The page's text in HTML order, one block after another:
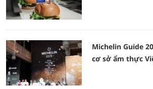
Michelin Guide
cơ sở ẩm thực